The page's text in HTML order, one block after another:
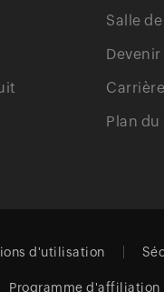
Salle
Plan du
d'utilisation
Programme d'affiliation